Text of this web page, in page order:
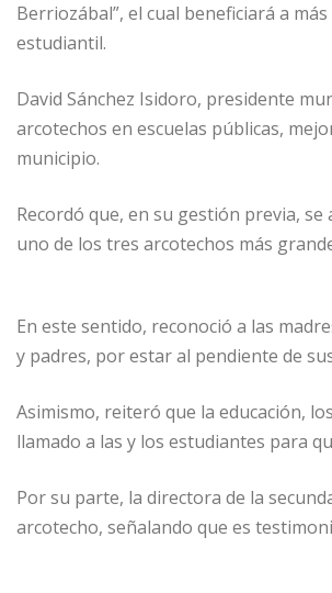
Berriozábal”, el cual beneficiará a
estudiantil.
David Sánchez Isidoro, presidente
arcotechos en escuelas públicas,
municipio.
Recordó que, en su gestión previa,
uno de los tres arcotechos más
En este sentido, reconoció a las
y padres, por estar al pendiente de
Asimismo, reiteró que la educación,
llamado a las y los estudiantes para
Por su parte, la directora de la
arcotecho, señalando que es